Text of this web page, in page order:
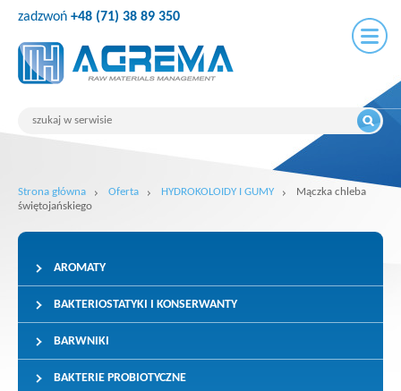
zadzwoń +48 (71) 38 89 350
Strona główna Oferta HYDROKOLOIDY I GUMY
Mączka chleba
świętojańskiego
AROMATY
BAKTERIOSTATYKI I KONSERWANTY
BARWNIKI
BAKTERIE PROBIOTYCZNE